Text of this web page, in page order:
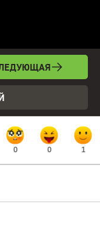
0 0 1